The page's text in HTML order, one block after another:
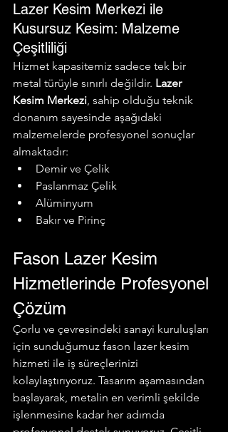
Lazer Kesim Merkezi ile
Kusursuz Kesim: Malzeme
Çeşitliliği
Hizmet kapasitemiz sadece tek bir
metal türüyle sınırlı değildir. Lazer
Kesim Merkezi, sahip olduğu teknik
donanım sayesinde aşağıdaki
malzemelerde profesyonel sonuçlar
almaktadır:
Demir ve Çelik
Paslanmaz Çelik
Alüminyum
Bakır ve Pirinç
Fason Lazer Kesim
Hizmetlerinde Profesyonel
Çözüm
Çorlu ve çevresindeki sanayi kuruluşları
için sunduğumuz fason lazer kesim
hizmeti ile iş süreçlerinizi
kolaylaştırıyoruz. Tasarım aşamasından
başlayarak, metalin en verimli şekilde
işlenmesine kadar her adımda